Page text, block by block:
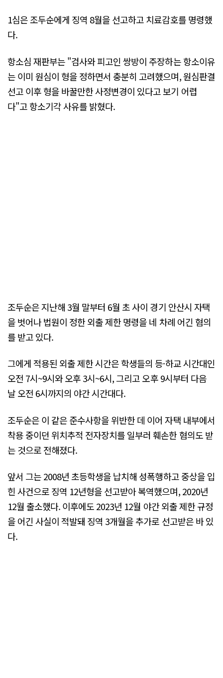
1심은 조두순에게 징역 8월을 선고하고 치료감호를 명령했
다.
항소심 재판부는 "검사와 피고인 쌍방이 주장하는 항소이유
는 이미 원심이 형을 정하면서 충분히 고려했으며, 원심판결
선고 이후 형을 바꿀만한 사정변경이 있다고 보기 어렵
다"고 항소기각 사유를 밝혔다.
조두순은 지난해 3월 말부터 6월 초 사이 경기 안산시 자택
을 벗어나 법원이 정한 외출 제한 명령을 네 차례 어긴 혐의
를 받고 있다.
그에게 적용된 외출 제한 시간은 학생들의 등·하교 시간대인
오전 7시~9시와 오후 3시~6시, 그리고 오후 9시부터 다음
날 오전 6시까지의 야간 시간대다.
조두순은 이 같은 준수사항을 위반한 데 이어 자택 내부에서
착용 중이던 위치추적 전자장치를 일부러 훼손한 혐의도 받
는 것으로 전해졌다.
앞서 그는 2008년 초등학생을 납치해 성폭행하고 중상을 입
힌 사건으로 징역 12년형을 선고받아 복역했으며, 2020년
12월 출소했다. 이후에도 2023년 12월 야간 외출 제한 규정
을 어긴 사실이 적발돼 징역 3개월을 추가로 선고받은 바 있
다.